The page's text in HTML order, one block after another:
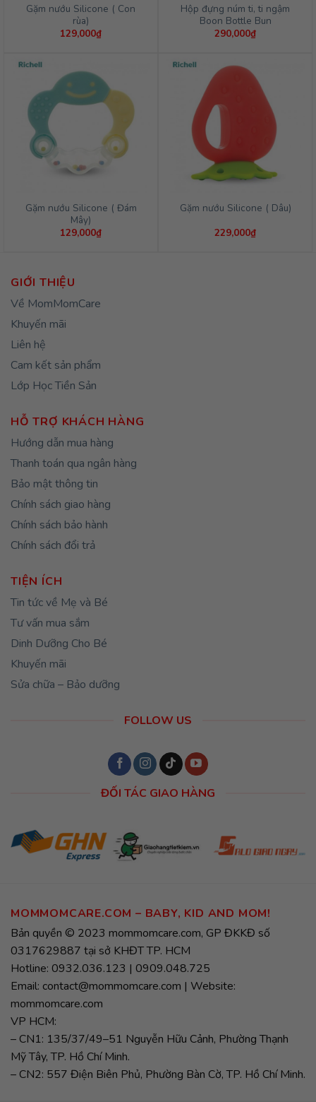
Gặm nướu Silicone ( Con
rùa)
129,000₫
Hộp đựng núm ti, ti ngậm
Boon Bottle Bun
290,000₫
Gặm nướu Silicone ( Đám
Mây)
129,000₫
Gặm nướu Silicone ( Dâu)
229,000₫
GIỚI THIỆU
Về MomMomCare
Khuyến mãi
Liên hệ
Cam kết sản phẩm
Lớp Học Tiền Sản
HỖ TRỢ KHÁCH HÀNG
Hướng dẫn mua hàng
Thanh toán qua ngân hàng
Bảo mật thông tin
Chính sách giao hàng
Chính sách bảo hành
Chính sách đổi trả
TIỆN ÍCH
Tin tức về Mẹ và Bé
Tư vấn mua sắm
Dinh Dưỡng Cho Bé
Khuyến mãi
Sửa chữa – Bảo dưỡng
FOLLOW US
ĐỐI TÁC GIAO HÀNG
MOMMOMCARE.COM – BABY, KID AND MOM!
Bản quyền © 2023 mommomcare.com, GP ĐKKĐ số
0317629887 tại sở KHĐT TP. HCM
Hotline: 0932.036.123 | 0909.048.725
Email: contact@mommomcare.com | Website:
mommomcare.com
VP HCM:
– CN1: 135/37/49–51 Nguyễn Hữu Cảnh, Phường Thạnh
Mỹ Tây, TP. Hồ Chí Minh.
– CN2: 557 Điện Biên Phủ, Phường Bàn Cờ, TP. Hồ Chí Minh.